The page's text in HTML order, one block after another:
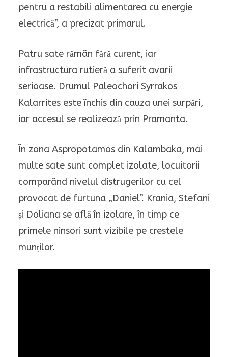
pentru a restabili alimentarea cu energie
electrică”, a precizat primarul.
Patru sate rămân fără curent, iar
infrastructura rutieră a suferit avarii
serioase. Drumul Paleochori Syrrakos
Kalarrites este închis din cauza unei surpări,
iar accesul se realizează prin Pramanta.
În zona Aspropotamos din Kalambaka, mai
multe sate sunt complet izolate, locuitorii
comparând nivelul distrugerilor cu cel
provocat de furtuna „Daniel”. Krania, Stefani
și Doliana se află în izolare, în timp ce
primele ninsori sunt vizibile pe crestele
munților.